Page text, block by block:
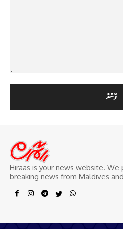
Hiraas is your news website.
breaking news from Maldives